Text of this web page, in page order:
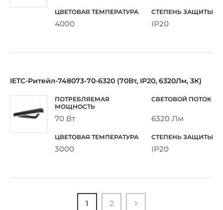
4000 IP20
IETC-Ритейл-748073-70-6320 (70Вт, IP20, 6320Лм, 3К)
70 Вт 6320 Лм
3000 IP20
1 2